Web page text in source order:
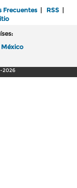
Frecuentes | RSS |
México
2026